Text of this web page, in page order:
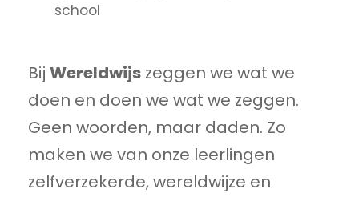
school
Bij Wereldwijs zeggen we wat we
doen en doen we wat we zeggen.
Geen woorden, maar daden. Zo
maken we van onze leerlingen
zelfverzekerde, wereldwijze en